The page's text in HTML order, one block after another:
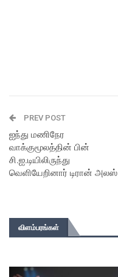
PREV POST
ஐந்து மணிநேர
வாக்குமூலத்தின் பின்
சி.ஐ.டியிலிருந்து
வெளியேறினார் டிரான் அலஸ்
விளம்பரங்கள்